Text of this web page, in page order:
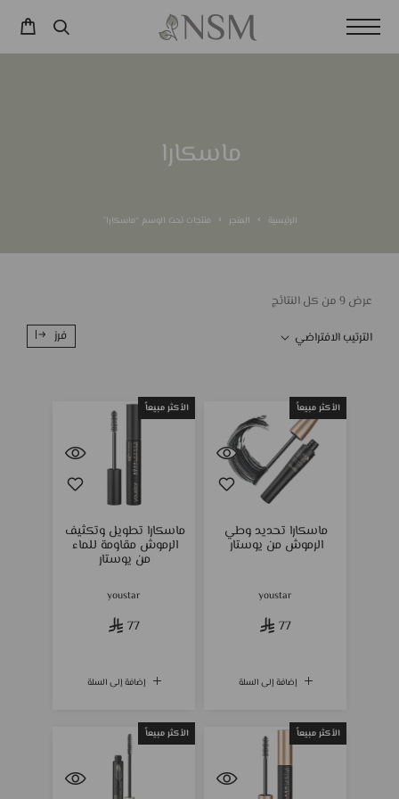
ماسكارا
الرئيسية المتجر منتجات تحت الوسم “ماسكارا”
عرض ⁦9⁩ من كل النتائج
الترتيب الافتراضي فرز
الأكثر مبيعاً
إضافة إلى السلة
ماسكارا تحديد وطي
الرموش من يوستار
youstar
77
الأكثر مبيعاً
إضافة إلى السلة
ماسكارا تطويل وتكثيف
الرموش مقاومة للماء
من يوستار
youstar
77
الأكثر مبيعاً الأكثر مبيعاً